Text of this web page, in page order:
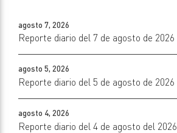
agosto 7, 2026
Reporte diario del 7 de agosto de 2026
agosto 5, 2026
Reporte diario del 5 de agosto de 2026
agosto 4, 2026
Reporte diario del 4 de agosto del 2026